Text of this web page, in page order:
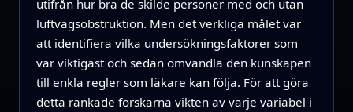
utifrån hur bra de skilde personer med och utan
luftvägsobstruktion. Men det verkliga målet var
att identifiera vilka undersökningsfaktorer som
var viktigast och sedan omvandla den kunskapen
till enkla regler som läkare kan följa. För att göra
detta rankade forskarna vikten av varje variabel i